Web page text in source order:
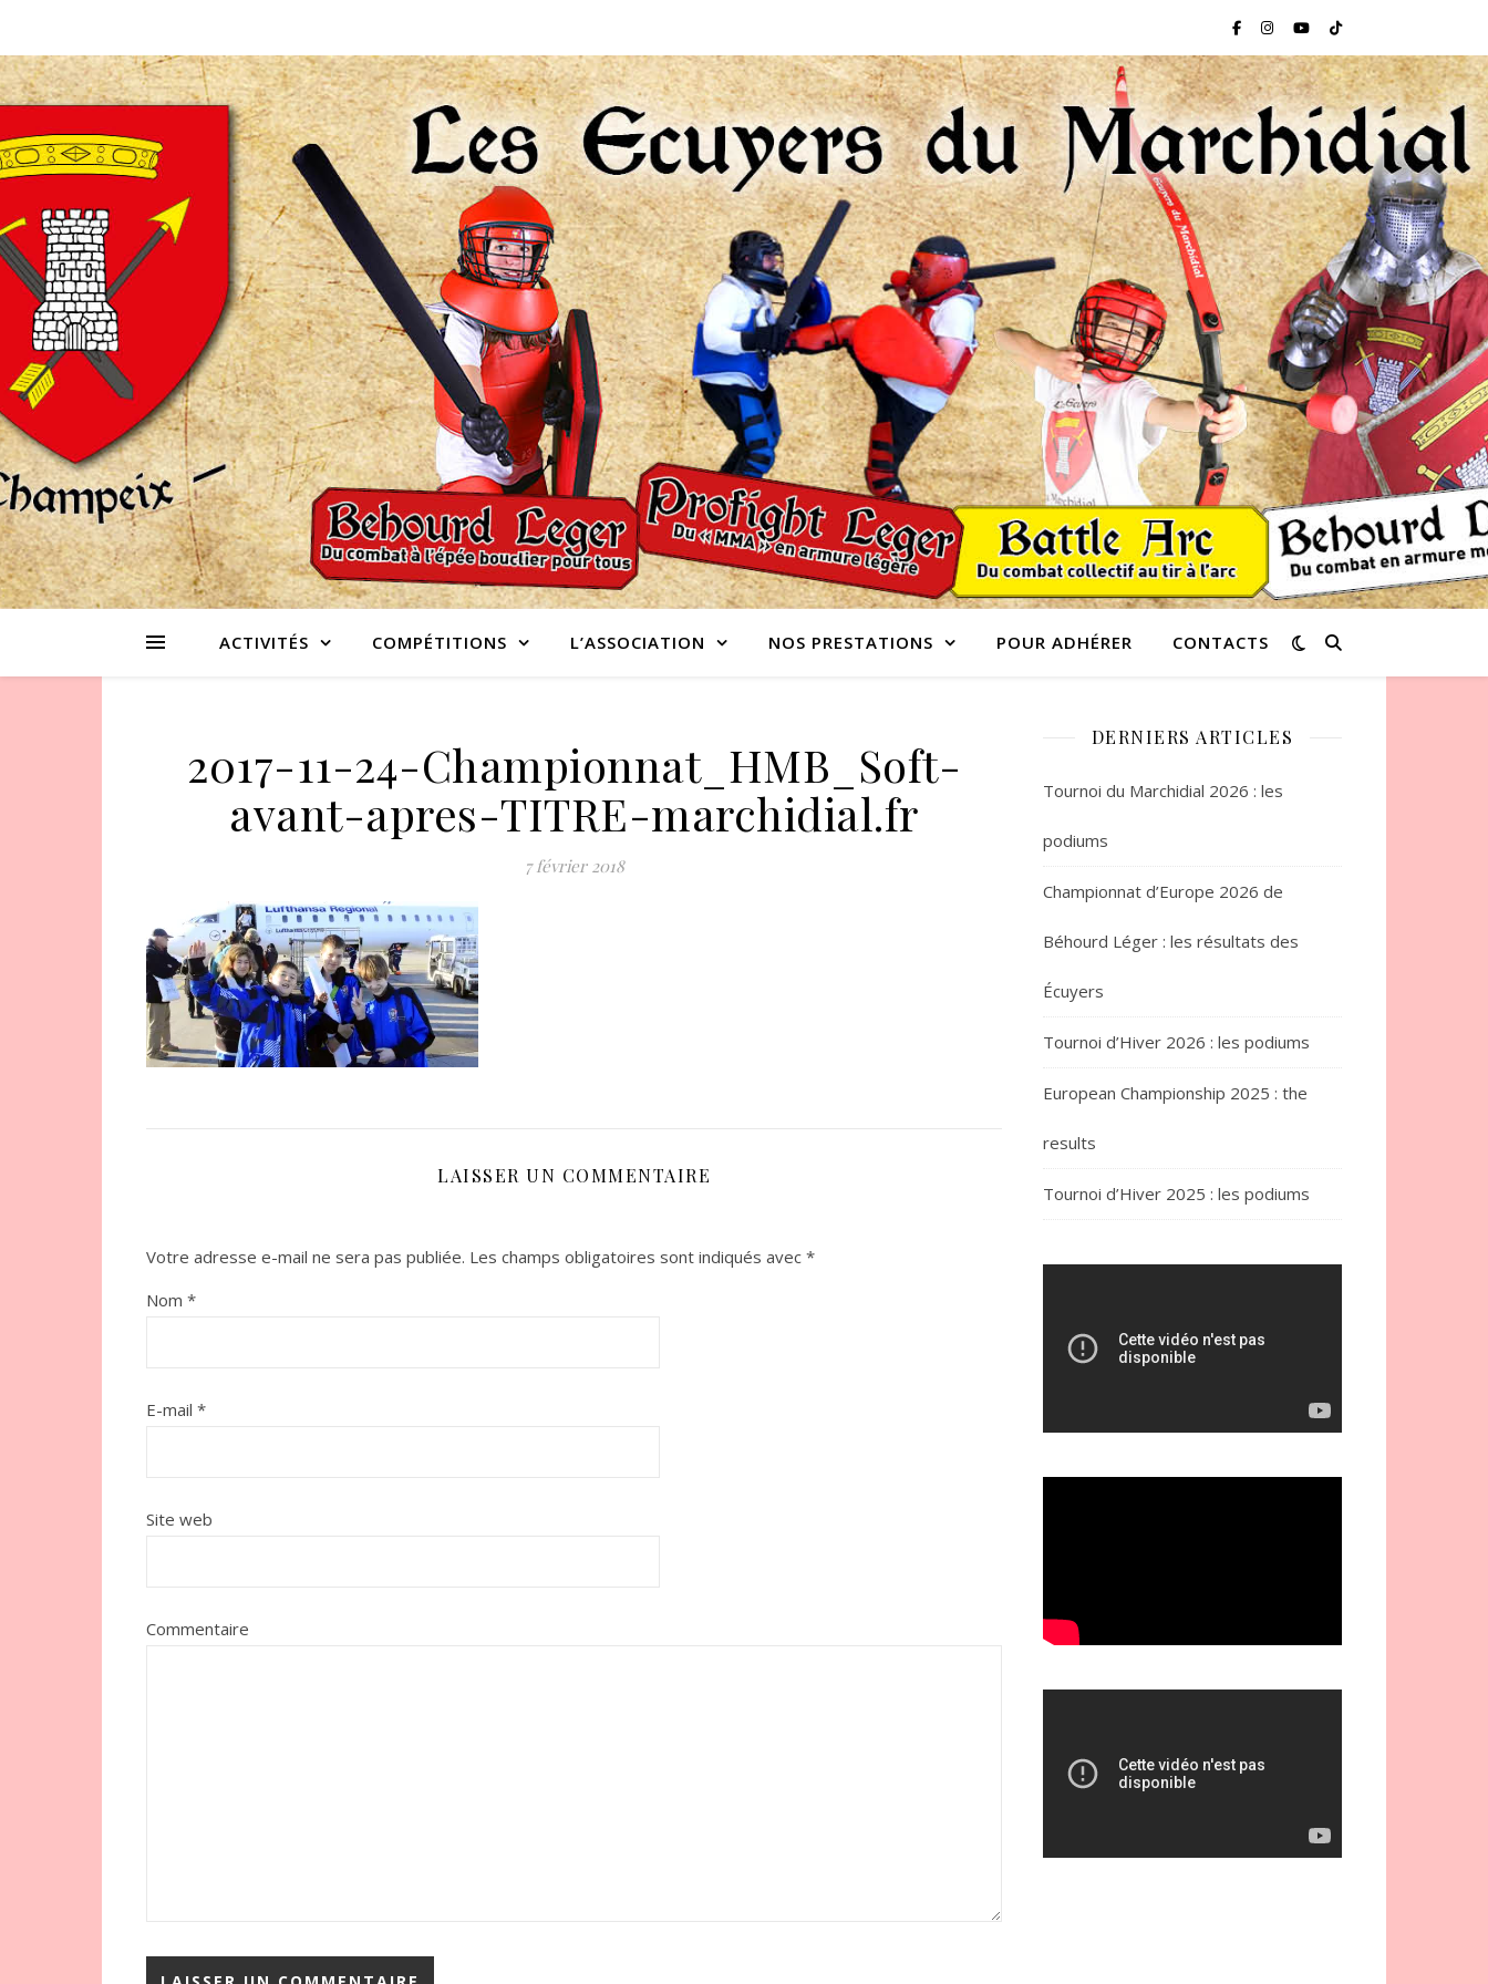
ACTIVITÉS COMPÉTITIONS L’ASSOCIATION NOS PRESTATIONS POUR ADHÉRER CONTACTS
2017-11-24-Championnat_HMB_Soft-
avant-apres-TITRE-marchidial.fr
7 février 2018
LAISSER UN COMMENTAIRE
Votre adresse e-mail ne sera pas publiée. Les champs obligatoires sont indiqués avec *
Nom *
E-mail *
Site web
Commentaire
DERNIERS ARTICLES
Tournoi du Marchidial 2026 : les
podiums
Championnat d’Europe 2026 de
Béhourd Léger : les résultats des
Écuyers
Tournoi d’Hiver 2026 : les podiums
European Championship 2025 : the
results
Tournoi d’Hiver 2025 : les podiums